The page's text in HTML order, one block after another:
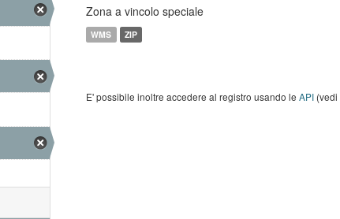
Zona a vincolo speciale
WMS ZIP
E' possibile inoltre accedere al registro usando le API (vedi